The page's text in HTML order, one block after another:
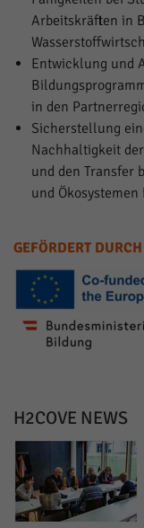
Arbeitskräften in
Entwicklung und
in den
Sicherstellung
Nachhaltigkeit
und den Transfer
und Ökosystemen
GEFÖRDERT DURCH
H2COVE NEWS